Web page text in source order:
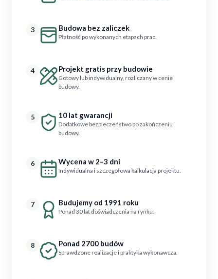
3 Budowa bez zaliczek
Płatność po wykonanych etapach prac.
4 Projekt gratis przy budowie
Gotowy lub indywidualny, rozliczany w cenie
budowy.
5 10 lat gwarancji
Dodatkowe bezpieczeństwo po zakończeniu
budowy.
6 Wycena w 2–3 dni
Indywidualna i szczegółowa kalkulacja projektu.
7 Budujemy od 1991 roku
Ponad 30 lat doświadczenia na rynku.
8 Ponad 2700 budów
Sprawdzone realizacje i praktyka wykonawcza.